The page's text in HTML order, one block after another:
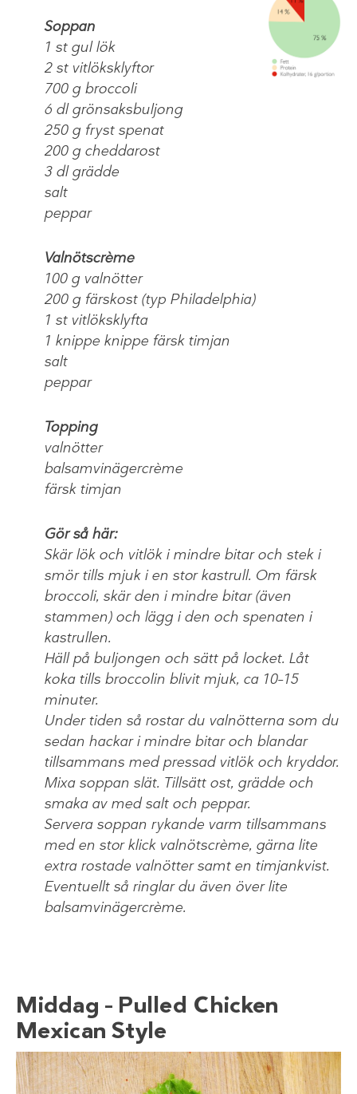
Soppan
1 st gul lök
2 st vitlöksklyftor
700 g broccoli
6 dl grönsaksbuljong
250 g fryst spenat
200 g cheddarost
3 dl grädde
salt
peppar
Valnötscrème
100 g valnötter
200 g färskost (typ Philadelphia)
1 st vitlöksklyfta
1 knippe knippe färsk timjan
salt
peppar
Topping
valnötter
balsamvinägercrème
färsk timjan
Gör så här:
Skär lök och vitlök i mindre bitar och stek i
smör tills mjuk i en stor kastrull. Om färsk
broccoli, skär den i mindre bitar (även
stammen) och lägg i den och spenaten i
kastrullen.
Häll på buljongen och sätt på locket. Låt
koka tills broccolin blivit mjuk, ca 10–15
minuter.
Under tiden så rostar du valnötterna som du
sedan hackar i mindre bitar och blandar
tillsammans med pressad vitlök och kryddor.
Mixa soppan slät. Tillsätt ost, grädde och
smaka av med salt och peppar.
Servera soppan rykande varm tillsammans
med en stor klick valnötscrème, gärna lite
extra rostade valnötter samt en timjan­kvist.
Eventuellt så ringlar du även över lite
balsamvinägercrème.
Middag – Pulled Chicken
Mexican Style